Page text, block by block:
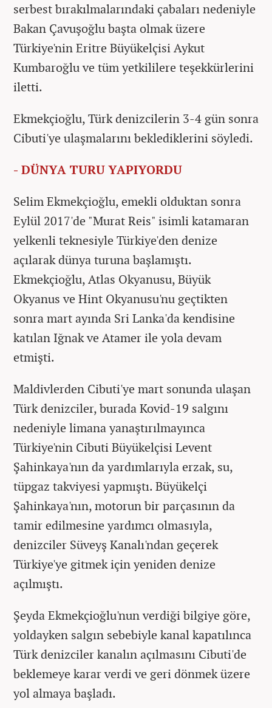
serbest bırakılmalarındaki çabaları nedeniyle
Bakan Çavuşoğlu başta olmak üzere
Türkiye'nin Eritre Büyükelçisi Aykut
Kumbaroğlu ve tüm yetkililere teşekkürlerini
iletti.
Ekmekçioğlu, Türk denizcilerin 3-4 gün sonra
Cibuti'ye ulaşmalarını beklediklerini söyledi.
- DÜNYA TURU YAPIYORDU
Selim Ekmekçioğlu, emekli olduktan sonra
Eylül 2017'de "Murat Reis" isimli katamaran
yelkenli teknesiyle Türkiye'den denize
açılarak dünya turuna başlamıştı.
Ekmekçioğlu, Atlas Okyanusu, Büyük
Okyanus ve Hint Okyanusu'nu geçtikten
sonra mart ayında Sri Lanka'da kendisine
katılan Iğnak ve Atamer ile yola devam
etmişti.
Maldivlerden Cibuti'ye mart sonunda ulaşan
Türk denizciler, burada Kovid-19 salgını
nedeniyle limana yanaştırılmayınca
Türkiye'nin Cibuti Büyükelçisi Levent
Şahinkaya'nın da yardımlarıyla erzak, su,
tüpgaz takviyesi yapmıştı. Büyükelçi
Şahinkaya'nın, motorun bir parçasının da
tamir edilmesine yardımcı olmasıyla,
denizciler Süveyş Kanalı'ndan geçerek
Türkiye'ye gitmek için yeniden denize
açılmıştı.
Şeyda Ekmekçioğlu'nun verdiği bilgiye göre,
yoldayken salgın sebebiyle kanal kapatılınca
Türk denizciler kanalın açılmasını Cibuti'de
beklemeye karar verdi ve geri dönmek üzere
yol almaya başladı.